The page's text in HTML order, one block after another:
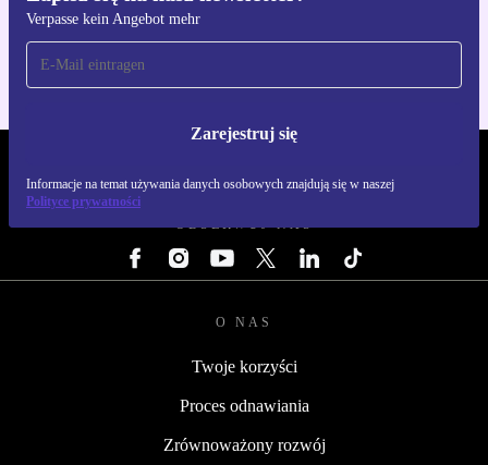
Verpasse kein Angebot mehr
Zarejestruj się
Informacje na temat używania danych osobowych znajdują się w naszej
Polityce prywatności
Dla iOS i Android
OBSERWUJ NAS
O NAS
Twoje korzyści
Proces odnawiania
Zrównoważony rozwój